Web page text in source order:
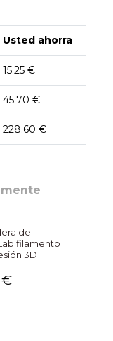
Usted ahorra
15.25 €
45.70 €
228.60 €
de
filamento
3D
€